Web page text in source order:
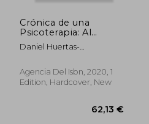
Crónica de una
Psicoterapia: Al
Encuentro de Lucía:
Al Encuentro de
Daniel Huertas-
Agencia Del Isbn, 2020, 1
Edition, Hardcover, New